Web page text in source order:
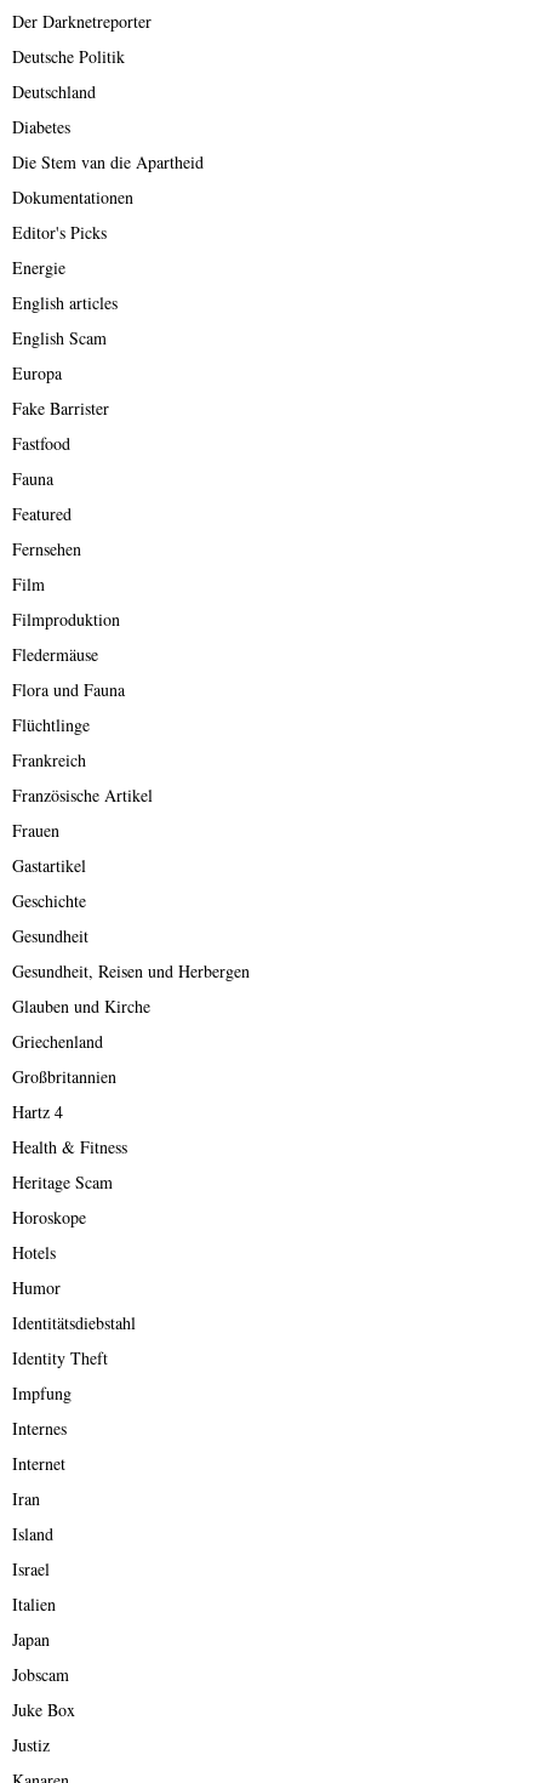
Der Darknetreporter
Deutsche Politik
Deutschland
Diabetes
Die Stem van die Apartheid
Dokumentationen
Editor's Picks
Energie
English articles
English Scam
Europa
Fake Barrister
Fastfood
Fauna
Featured
Fernsehen
Film
Filmproduktion
Fledermäuse
Flora und Fauna
Flüchtlinge
Frankreich
Französische Artikel
Frauen
Gastartikel
Geschichte
Gesundheit
Gesundheit, Reisen und Herbergen
Glauben und Kirche
Griechenland
Großbritannien
Hartz 4
Health & Fitness
Heritage Scam
Horoskope
Hotels
Humor
Identitätsdiebstahl
Identity Theft
Impfung
Internes
Internet
Iran
Island
Israel
Italien
Japan
Jobscam
Juke Box
Justiz